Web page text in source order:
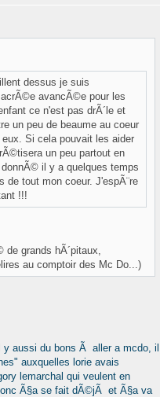
dessus je suis
avancÃ©e pour les
ce n'est pas drÃ´le et
un peu de beaume au coeur
Si cela pouvait les aider
un peu partout en
il y a quelques temps
de tout mon coeur. J'espÃ¨re
!!!
grands hÃ´pitaux,
au comptoir des Mc Do...)
aussi du bons Ã aller a mcdo, il
auxquelles lorie avais
lemarchal qui veulent en
Ã§a se fait dÃ©jÃ et Ã§a va